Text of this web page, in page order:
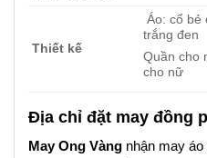
Thiết kế
Áo: cổ bẻ
trắng đen
Quần cho
cho nữ
Địa chỉ đặt may đồng
May Ong Vàng nhận may